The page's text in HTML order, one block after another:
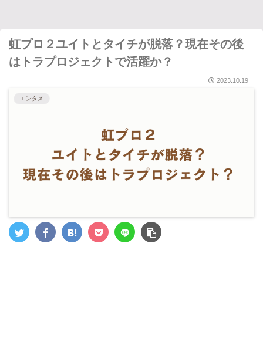
虹プロ２ユイトとタイチが脱落？現在その後
はトラプロジェクトで活躍か？
2023.10.19
エンタメ